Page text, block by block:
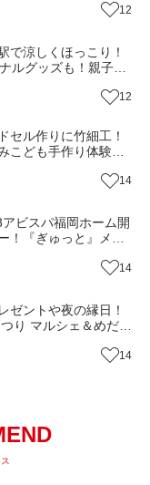
12
で涼しくほっこり！
ルグッズも！親子揃
【イベント】
12
セル作りに竹細工！
こども手作り体験』
14
アビスパ福岡ホーム開
！『ぎゅっと』メン
14
ゼントや夜の縁日！
り マルシェ＆めだ
14